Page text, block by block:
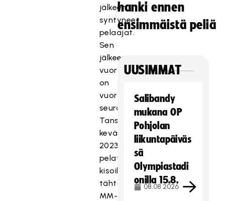
jälkeen
syntyneet
pelaajat.
Sen
jälkeen
vuorossa
on
vuorossa
seuraava
Tanskassa
keväällä
2023
pelattaviin
kisoihin
tähtäävä
MM-
hanki ennen
ensimmäistä peliä
UUSIMMAT
Salibandy
mukana OP
Pohjolan
liikuntapäiväs
sä
Olympiastadi
onilla 15.8.
08.08.2026